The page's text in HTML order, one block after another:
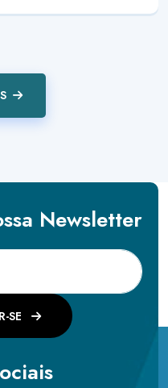
Newsletter
SE